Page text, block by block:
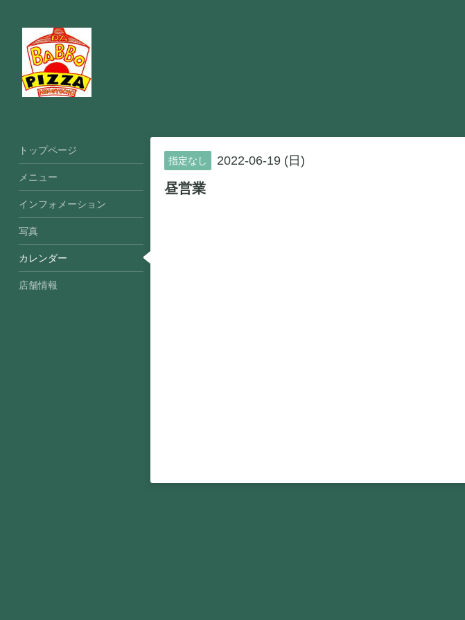
指定なし 2022-06-19 (日)
昼営業
トップページ
メニュー
インフォメーション
写真
カレンダー
店舗情報